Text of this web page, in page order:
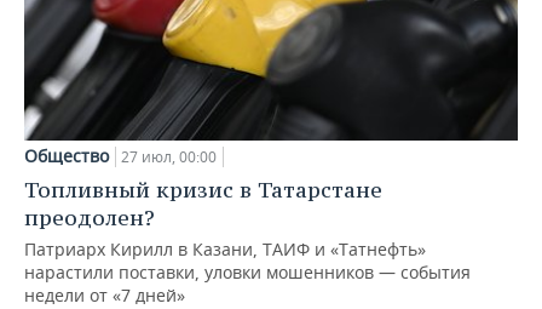
Общество 27 июл, 00:00
Топливный кризис в Татарстане
преодолен?
Патриарх Кирилл в Казани, ТАИФ и «Татнефть»
нарастили поставки, уловки мошенников — события
недели от «7 дней»